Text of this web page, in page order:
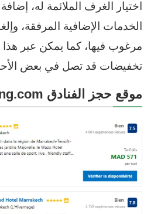
اختيار الغرف الملائمة له،
الخدمات الإضافية المرفقة،
مرغوب فيها، كما يمكن عبر
تخفيضات قد تصل في بعض الأحيان
موقع حجز الفنادق booking.com